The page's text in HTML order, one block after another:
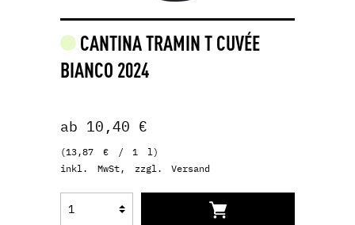
CANTINA TRAMIN T CUVÉE
BIANCO 2024
ab 10,40 €
(13,87 € / 1 l)
inkl. MwSt, zzgl. Versand